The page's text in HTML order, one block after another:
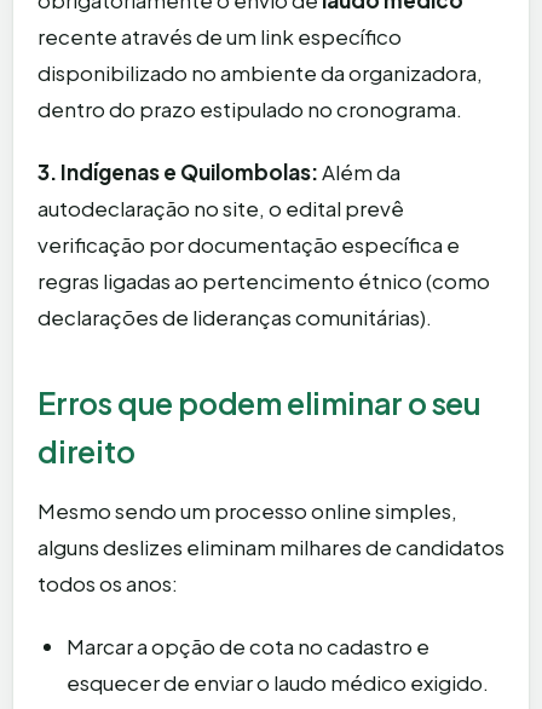
recente através de um link específico
disponibilizado no ambiente da organizadora,
dentro do prazo estipulado no cronograma.
3. Indígenas e Quilombolas:Além da
autodeclaração no site, o edital prevê
verificação por documentação específica e
regras ligadas ao pertencimento étnico (como
declarações de lideranças comunitárias).
Erros que podem eliminar o seu
direito
Mesmo sendo um processo online simples,
alguns deslizes eliminam milhares de candidatos
todos os anos:
Marcar a opção de cota no cadastro e
esquecer de enviar o laudo médico exigido.